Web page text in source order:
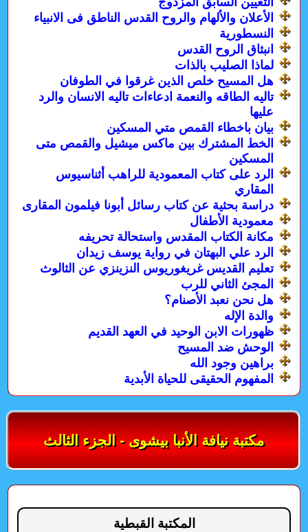
الأعلان والألهام والروح القدس الناطق فى الانبياء
النسطورية
انبثاق الروح القدس
لماذا الصليب بالذات
هل المسيح خلص الذين غرقوا في الطوفان
تاليه الطاقه والنعمة ادعاءات تاليه الانسان والرد
عليها
بيان باخطاء القمص متي المسكين
الخط المشترك بين ماكس ميشيل والقمص متى
المسكين
الرد على كتاب المعمودية للراهب أثناسيوس
المقاري
دراسة بحثية عن كتاب رسائل أبونا فيلمون المقارى
معمودية الأطفال
مكانة الكتاب المقدس واستحالة تحريفه
الرد علي البهتان في رواية يوسف زيدان
تعليم القديس غريغوريوس النزينزي عن الثالوث
المجئ الثاني للرب
هل نحن نعبد الأصنام؟
والدة الإله
ظهورات الابن الوحيد في العهد القديم
الوحش ضد المسيح
براهين وجود الله
المفهوم الحقيقى للحياة الأبدية
مكتبة نيافة الأنبا بيشوى - الجزء الثالث
المكتبة القبطية